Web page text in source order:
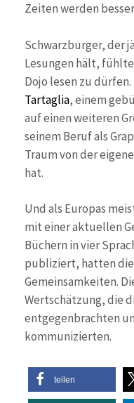
Zeiten werden
Schwarzburger, der
Lesungen hält,
Dojo lesen zu
Tartaglia, einem
auf einen weiteren
seinem Beruf als
Traum von der
hat.
Und als Europas
mit einer aktuellen
Büchern in vier
publiziert, hatten
Gemeinsamkeiten.
Wertschätzung, die
entgegenbrachten
kommunizierten.
teilen